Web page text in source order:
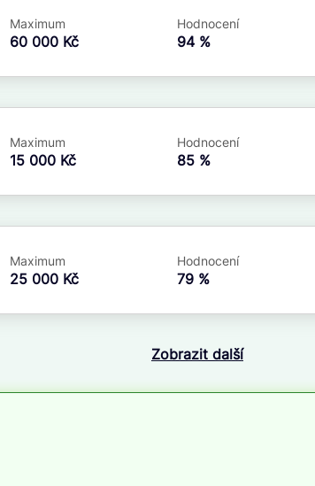
Maximum
60 000 Kč
Hodnocení
94 %
Maximum
15 000 Kč
Hodnocení
85 %
Maximum
25 000 Kč
Hodnocení
79 %
Zobrazit další